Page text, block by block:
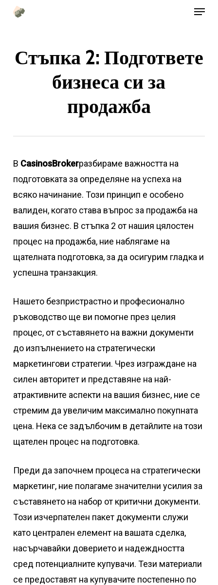
Преминете
съдържание
Меню
Стъпка 2: Подгответе
бизнеса си за
продажба
В CasinosBrokerразбираме важността на
подготовката за определяне на успеха на
всяко начинание. Този принцип е особено
валиден, когато става въпрос за продажба на
вашия бизнес. В стъпка 2 от нашия цялостен
процес на продажба, ние наблягаме на
щателната подготовка, за да осигурим гладка и
успешна транзакция.
Нашето безпристрастно и професионално
ръководство ще ви помогне през целия
процес, от съставянето на важни документи
до изпълнението на стратегически
маркетингови стратегии. Чрез изграждане на
силен авторитет и представяне на най-
атрактивните аспекти на вашия бизнес, ние се
стремим да увеличим максимално покупната
цена. Нека се задълбочим в детайлите на този
щателен процес на подготовка.
Преди да започнем процеса на стратегически
маркетинг, ние полагаме значителни усилия за
съставянето на набор от критични документи.
Този изчерпателен пакет документи служи
като централен елемент на вашата сделка,
насърчавайки доверието и надеждността
сред потенциалните купувачи. Тези материали
се предоставят на купувачите постепенно по